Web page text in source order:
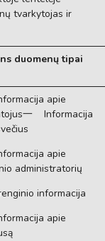
tvarkytojas ir
duomenų tipai
apie
一 Informacija
apie
administratorių
informacija
apie